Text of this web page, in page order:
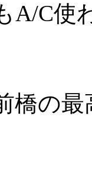
A/C使
橋の